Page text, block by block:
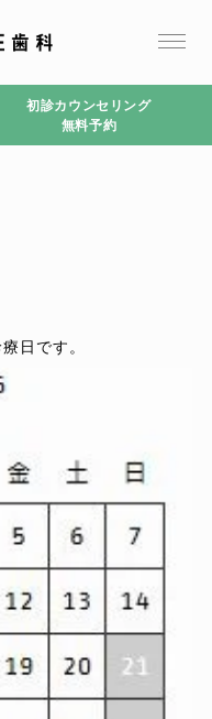
初診カウンセリング
無料予約
日です。